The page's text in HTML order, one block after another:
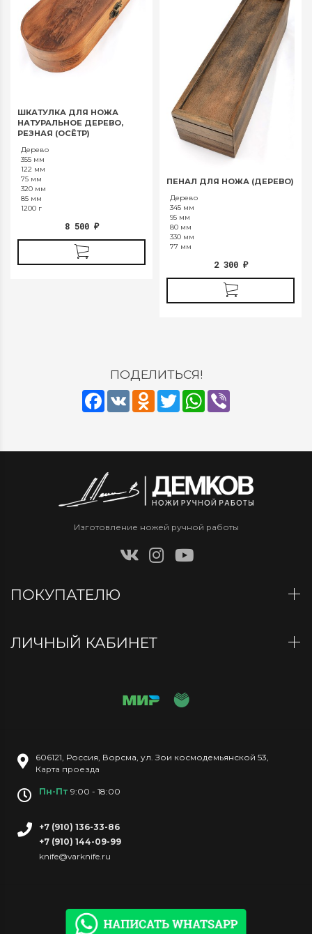
ШКАТУЛКА ДЛЯ НОЖА
НАТУРАЛЬНОЕ ДЕРЕВО,
РЕЗНАЯ (ОСЁТР)
Дерево
355 мм
122 мм
75 мм
320 мм
85 мм
1200 г
8 500 ₽
ПЕНАЛ ДЛЯ НОЖА (ДЕРЕВО)
Дерево
345 мм
95 мм
80 мм
330 мм
77 мм
2 300 ₽
ПОДЕЛИТЬСЯ!
Facebook
VK Odnoklassniki
TwitterWhatsApp
Изготовление ножей ручной работы
ПОКУПАТЕЛЮ
ЛИЧНЫЙ КАБИНЕТ
606121, Россия, Ворсма, ул. Зои космодемьянской 53,
Карта проезда
Пн-Пт 9:00 - 18:00
+7 (910) 136-33-86
+7 (910) 144-09-99
knife@varknife.ru
Copyright © 2026 Все права защищены.